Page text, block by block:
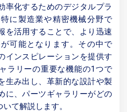
率化するためのデジタルプラ
に製造業や精密機械分野で
を活用することで、より迅速
可能となります。その中で
インスピレーションを提供す
ラリーの重要な機能の1つで
生み出し、革新的な設計や製
に、パーツギャラリーがどの
て解説します。